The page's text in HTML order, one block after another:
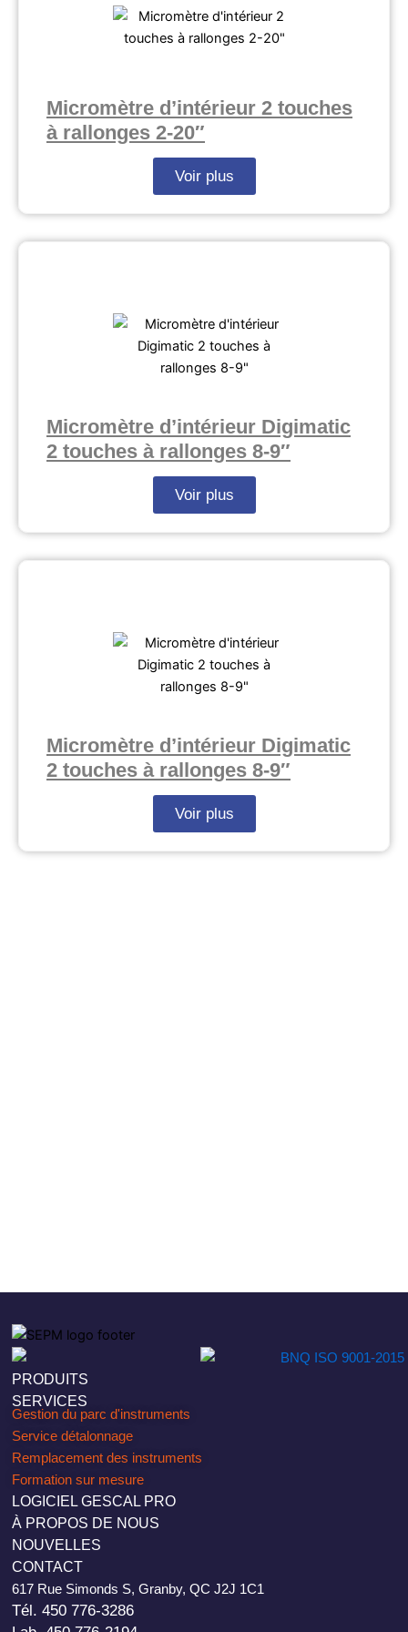
Micromètre d’intérieur 2 touches
à rallonges 2-20″
Voir plus
Micromètre d’intérieur Digimatic
2 touches à rallonges 8-9″
Voir plus
Micromètre d’intérieur Digimatic
2 touches à rallonges 8-9″
Voir plus
PRODUITS
SERVICES
Gestion du parc d'instruments
Service détalonnage
Remplacement des instruments
Formation sur mesure
LOGICIEL GESCAL PRO
À PROPOS DE NOUS
NOUVELLES
CONTACT
617 Rue Simonds S, Granby, QC J2J 1C1
Tél. 450 776-3286